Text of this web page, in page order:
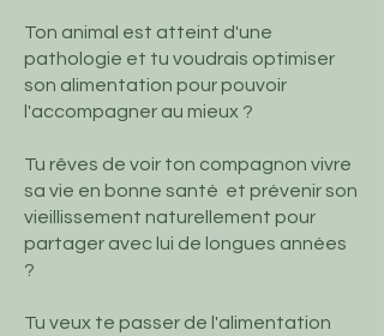
Ton animal est atteint d'une
pathologie et tu voudrais optimiser
son alimentation pour pouvoir
l'accompagner au mieux ?
Tu rêves de voir ton compagnon vivre
sa vie en bonne santé et prévenir son
vieillissement naturellement pour
partager avec lui de longues années
?
Tu veux te passer de l'alimentation